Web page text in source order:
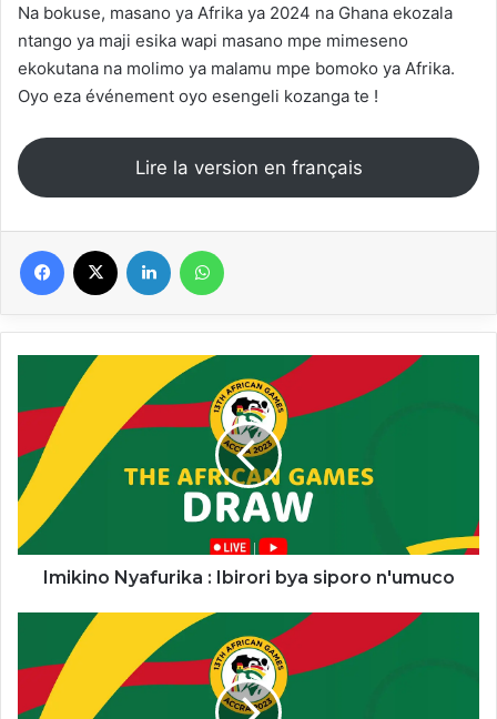
Na bokuse, masano ya Afrika ya 2024 na Ghana ekozala
ntango ya maji esika wapi masano mpe mimeseno
ekokutana na molimo ya malamu mpe bomoko ya Afrika.
Oyo eza événement oyo esengeli kozanga te !
Lire la version en français
Facebook Linkedin
Nyafurika
:
Ibirori
bya
siporo
n'umuco
Imikino Nyafurika : Ibirori bya siporo n'umuco
Afirika:
Ayẹyẹ